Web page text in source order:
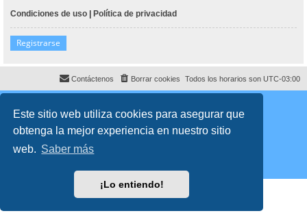
Este sitio web utiliza cookies para asegurar que
obtenga la mejor experiencia en nuestro sitio
web. Saber más
¡Lo entiendo!
Condiciones de uso | Política de privacidad
Registrarse
Todos los horarios son UTC-03:00
Borrar cookies
Contáctenos
Traducción al español porphpBB España
Abogados Argentinos
Privacidad|Condiciones